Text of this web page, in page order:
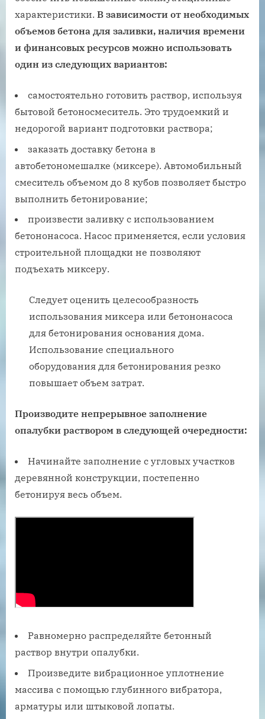
характеристики. В зависимости от необходимых
объемов бетона для заливки, наличия времени
и финансовых ресурсов можно использовать
один из следующих вариантов:
самостоятельно готовить раствор, используя
бытовой бетоносмеситель. Это трудоемкий и
недорогой вариант подготовки раствора;
заказать доставку бетона в
автобетономешалке (миксере). Автомобильный
смеситель объемом до 8 кубов позволяет быстро
выполнить бетонирование;
произвести заливку с использованием
бетононасоса. Насос применяется, если условия
строительной площадки не позволяют
подъехать миксеру.
Следует оценить целесообразность
использования миксера или бетононасоса
для бетонирования основания дома.
Использование специального
оборудования для бетонирования резко
повышает объем затрат.
Производите непрерывное заполнение
опалубки раствором в следующей очередности:
Начинайте заполнение с угловых участков
деревянной конструкции, постепенно
бетонируя весь объем.
Равномерно распределяйте бетонный
раствор внутри опалубки.
Произведите вибрационное уплотнение
массива с помощью глубинного вибратора,
арматуры или штыковой лопаты.